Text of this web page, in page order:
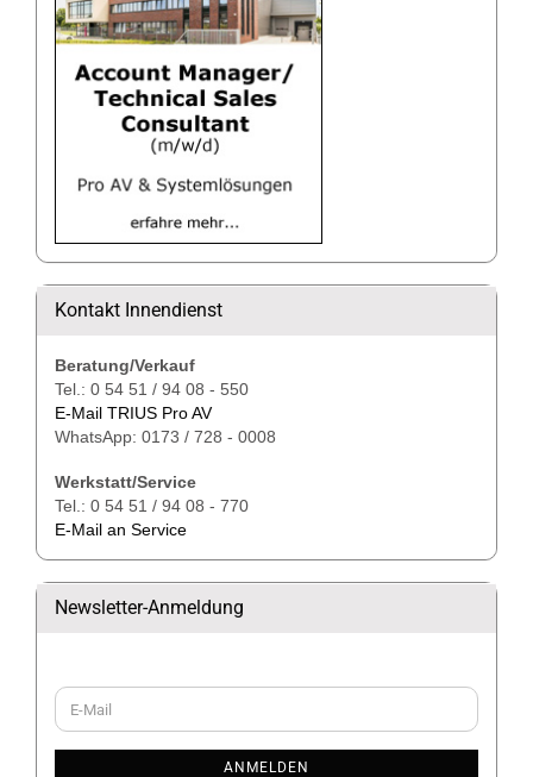
Kontakt Innendienst
Beratung/Verkauf
Tel.: 0 54 51 / 94 08 - 550
E-Mail TRIUS Pro AV
WhatsApp: 0173 / 728 - 0008
Werkstatt/Service
Tel.: 0 54 51 / 94 08 - 770
E-Mail an Service
Newsletter-Anmeldung
WEITER
ZUR
E-
Mail
ANMELDEN